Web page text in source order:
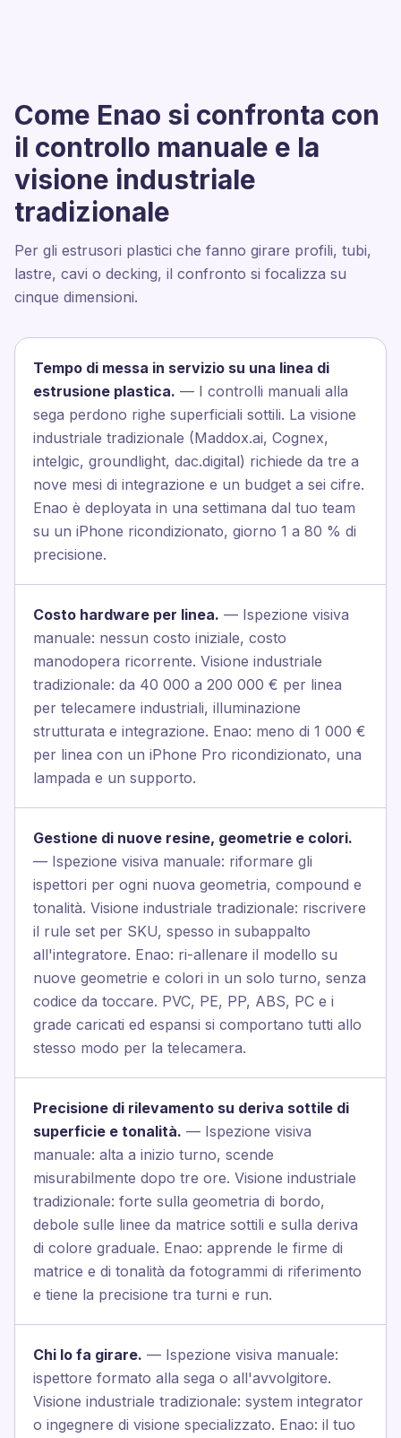
Come Enao si confronta con
il controllo manuale e la
visione industriale
tradizionale
Per gli estrusori plastici che fanno girare profili, tubi,
lastre, cavi o decking, il confronto si focalizza su
cinque dimensioni.
Tempo di messa in servizio su una linea di
estrusione plastica. — I controlli manuali alla
sega perdono righe superficiali sottili. La visione
industriale tradizionale (Maddox.ai, Cognex,
intelgic, groundlight, dac.digital) richiede da tre a
nove mesi di integrazione e un budget a sei cifre.
Enao è deployata in una settimana dal tuo team
su un iPhone ricondizionato, giorno 1 a 80 % di
precisione.
Costo hardware per linea. — Ispezione visiva
manuale: nessun costo iniziale, costo
manodopera ricorrente. Visione industriale
tradizionale: da 40 000 a 200 000 € per linea
per telecamere industriali, illuminazione
strutturata e integrazione. Enao: meno di 1 000 €
per linea con un iPhone Pro ricondizionato, una
lampada e un supporto.
Gestione di nuove resine, geometrie e colori.
— Ispezione visiva manuale: riformare gli
ispettori per ogni nuova geometria, compound e
tonalità. Visione industriale tradizionale: riscrivere
il rule set per SKU, spesso in subappalto
all'integratore. Enao: ri-allenare il modello su
nuove geometrie e colori in un solo turno, senza
codice da toccare. PVC, PE, PP, ABS, PC e i
grade caricati ed espansi si comportano tutti allo
stesso modo per la telecamera.
Precisione di rilevamento su deriva sottile di
superficie e tonalità. — Ispezione visiva
manuale: alta a inizio turno, scende
misurabilmente dopo tre ore. Visione industriale
tradizionale: forte sulla geometria di bordo,
debole sulle linee da matrice sottili e sulla deriva
di colore graduale. Enao: apprende le firme di
matrice e di tonalità da fotogrammi di riferimento
e tiene la precisione tra turni e run.
Chi lo fa girare. — Ispezione visiva manuale:
ispettore formato alla sega o all'avvolgitore.
Visione industriale tradizionale: system integrator
o ingegnere di visione specializzato. Enao: il tuo